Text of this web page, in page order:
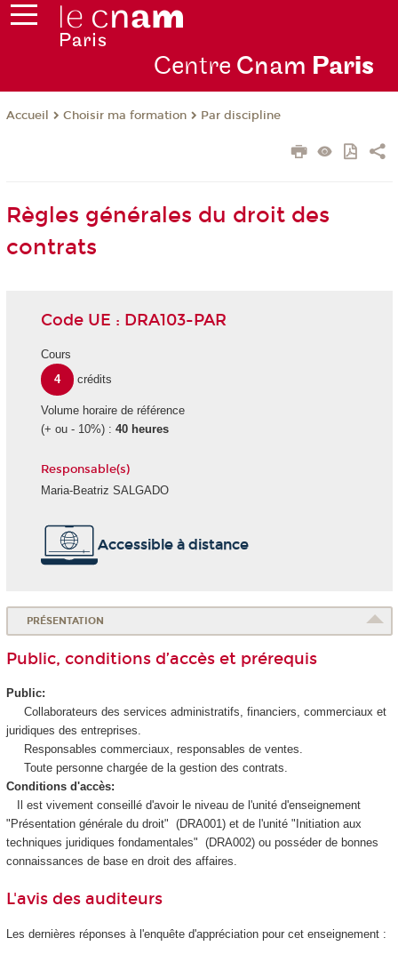
Centre Cnam Paris
Accueil Choisir ma formation Par discipline
Règles générales du droit des
contrats
Code UE : DRA103-PAR
Cours
4
crédits
Volume horaire de référence
(+ ou - 10%) : 40 heures
Responsable(s)
Maria-Beatriz SALGADO
Accessible à distance
PRÉSENTATION
Public, conditions d’accès et prérequis
Public:
Collaborateurs des services administratifs, financiers, commerciaux et
juridiques des entreprises.
Responsables commerciaux, responsables de ventes.
Toute personne chargée de la gestion des contrats.
Conditions d'accès:
Il est vivement conseillé d'avoir le niveau de l'unité d'enseignement
"Présentation générale du droit" (DRA001) et de l'unité "Initiation aux
techniques juridiques fondamentales" (DRA002) ou posséder de bonnes
connaissances de base en droit des affaires.
L'avis des auditeurs
Les dernières réponses à l'enquête d'appréciation pour cet enseignement :